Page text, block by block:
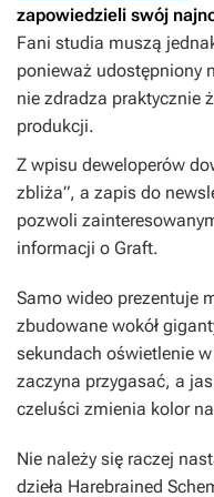
zapowiedzieli swój
Fani studia muszą
ponieważ udostępniony
nie zdradza praktycznie
produkcji.
Z wpisu deweloperów
zbliża”, a zapis do
pozwoli
informacji o Graft.
Samo wideo prezentuje
zbudowane wokół
sekundach oświetlenie
zaczyna przygasać, a
czeluści zmienia kolor
Nie należy się raczej
dzieła Harebrained